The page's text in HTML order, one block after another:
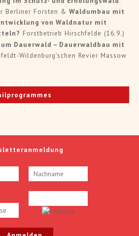
Berliner Forsten & Waldumbau mit
von Waldnatur mit
Forstbetrieb Hirschfelde (16.9.)
Dauerwald – Dauerwaldbau mit
Wildenburg’schen Revier Massow